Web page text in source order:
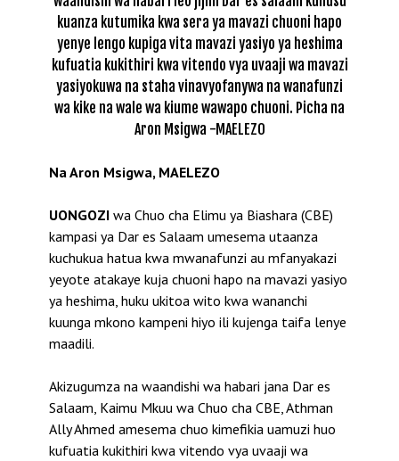
kuanza kutumika kwa sera ya mavazi chuoni hapo
yenye lengo kupiga vita mavazi yasiyo ya heshima
kufuatia kukithiri kwa vitendo vya uvaaji wa mavazi
yasiyokuwa na staha vinavyofanywa na wanafunzi
wa kike na wale wa kiume wawapo chuoni. Picha na
Aron Msigwa -MAELEZO
Na Aron Msigwa, MAELEZO
UONGOZI wa Chuo cha Elimu ya Biashara (CBE)
kampasi ya Dar es Salaam umesema utaanza
kuchukua hatua kwa mwanafunzi au mfanyakazi
yeyote atakaye kuja chuoni hapo na mavazi yasiyo
ya heshima, huku ukitoa wito kwa wananchi
kuunga mkono kampeni hiyo ili kujenga taifa lenye
maadili.
Akizugumza na waandishi wa habari jana Dar es
Salaam, Kaimu Mkuu wa Chuo cha CBE, Athman
Ally Ahmed amesema chuo kimefikia uamuzi huo
kufuatia kukithiri kwa vitendo vya uvaaji wa